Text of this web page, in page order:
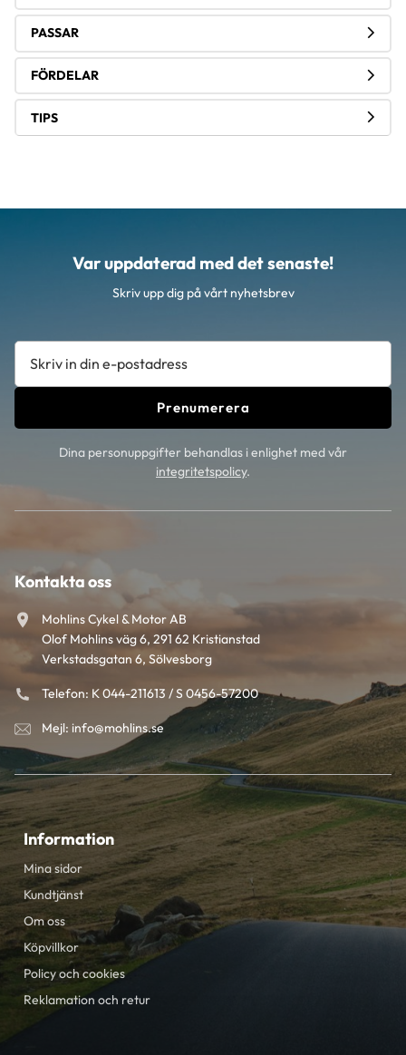
PASSAR
FÖRDELAR
TIPS
Var uppdaterad med det senaste!
Skriv upp dig på vårt nyhetsbrev
Prenumerera
Dina personuppgifter behandlas i enlighet med vår
integritetspolicy.
Kontakta oss
Mohlins Cykel & Motor AB
Olof Mohlins väg 6, 291 62 Kristianstad
Verkstadsgatan 6, Sölvesborg
Telefon: K 044-211613 / S 0456-57200
Mejl: info@mohlins.se
Information
Mina sidor
Kundtjänst
Om oss
Köpvillkor
Policy och cookies
Reklamation och retur